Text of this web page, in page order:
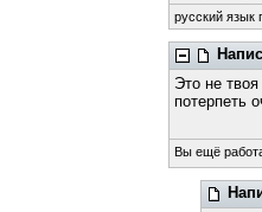
русский язык
Это не
потерпеть
Вы ещё